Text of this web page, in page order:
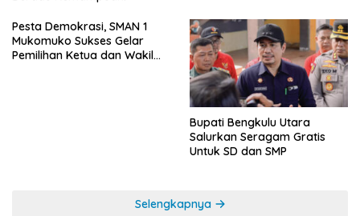
Pesta Demokrasi, SMAN 1
Mukomuko Sukses Gelar
Pemilihan Ketua dan Wakil
Bupati Bengkulu Utara
Salurkan Seragam Gratis
Untuk SD dan SMP
Selengkapnya